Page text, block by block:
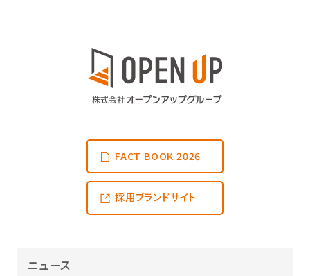
FACT BOOK 2026
採用ブランドサイト
ニュース